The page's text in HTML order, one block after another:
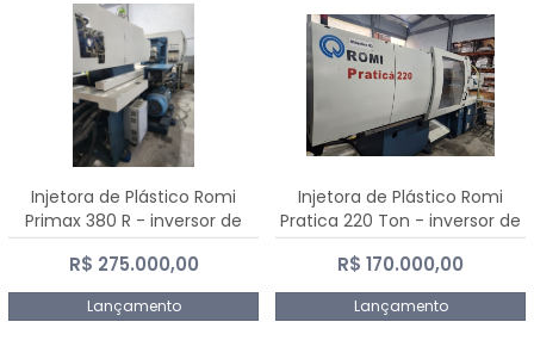
Injetora de Plástico Romi
Primax 380 R - inversor de
frequência NR 12
R$ 275.000,00
Lançamento
Injetora de Plástico Romi
Pratica 220 Ton - inversor de
frequência NR 12
R$ 170.000,00
Lançamento